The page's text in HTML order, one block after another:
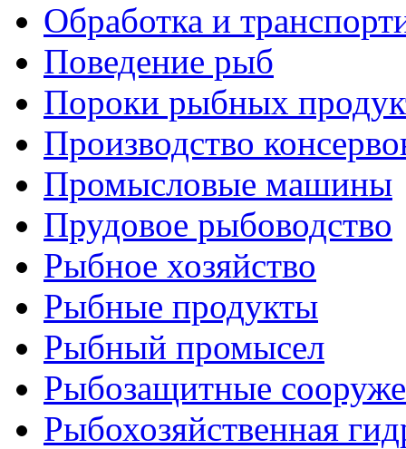
Обработка и
Поведение рыб
Пороки рыбных
Производство
Промысловые машины
Прудовое рыбоводство
Рыбное хозяйство
Рыбные продукты
Рыбный промысел
Рыбозащитные
Рыбохозяйственная